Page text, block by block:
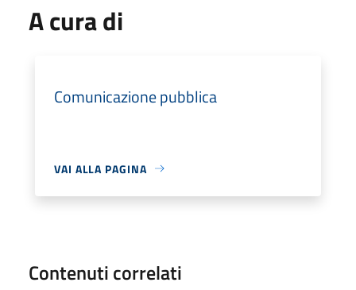
A cura di
Comunicazione pubblica
VAI ALLA PAGINA
Contenuti correlati